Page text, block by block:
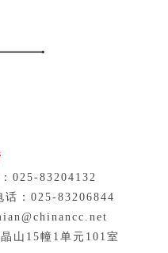
025-83204132
：025-83206844
山15幢1单元101室